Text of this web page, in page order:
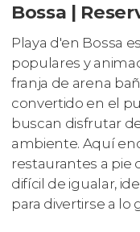
Bossa |
Playa d'en Bossa
populares y
franja de arena
convertido en el
buscan disfrutar
ambiente. Aquí
restaurantes a pie
difícil de igualar,
para divertirse a lo